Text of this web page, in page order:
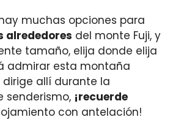
muchas opciones para
alrededores del monte Fuji, y
tamaño, elija donde elija
admirar esta montaña
dirige allí durante la
senderismo, ¡recuerde
con antelación!